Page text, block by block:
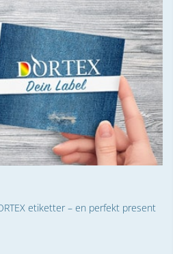
etiketter – en perfekt present